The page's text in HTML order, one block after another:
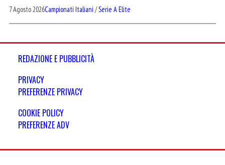
7 Agosto 2026Campionati Italiani /Serie A Elite
REDAZIONE E PUBBLICITÀ
PRIVACY
PREFERENZE PRIVACY
COOKIE POLICY
PREFERENZE ADV